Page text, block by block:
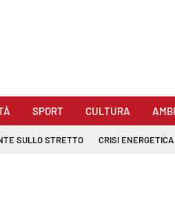
SPORT CULTURA
SULLO STRETTO CRISI ENERGETICA